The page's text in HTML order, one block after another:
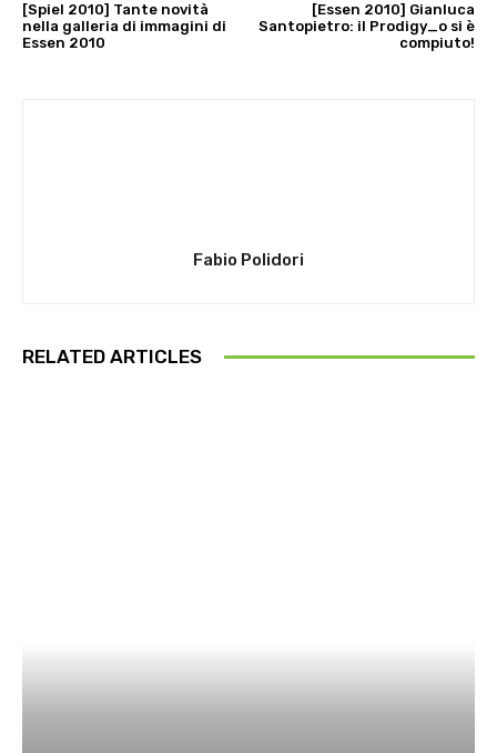
[Spiel 2010] Tante novità
nella galleria di immagini di
Essen 2010
[Essen 2010] Gianluca
Santopietro: il Prodigy_o si è
compiuto!
Fabio Polidori
RELATED ARTICLES